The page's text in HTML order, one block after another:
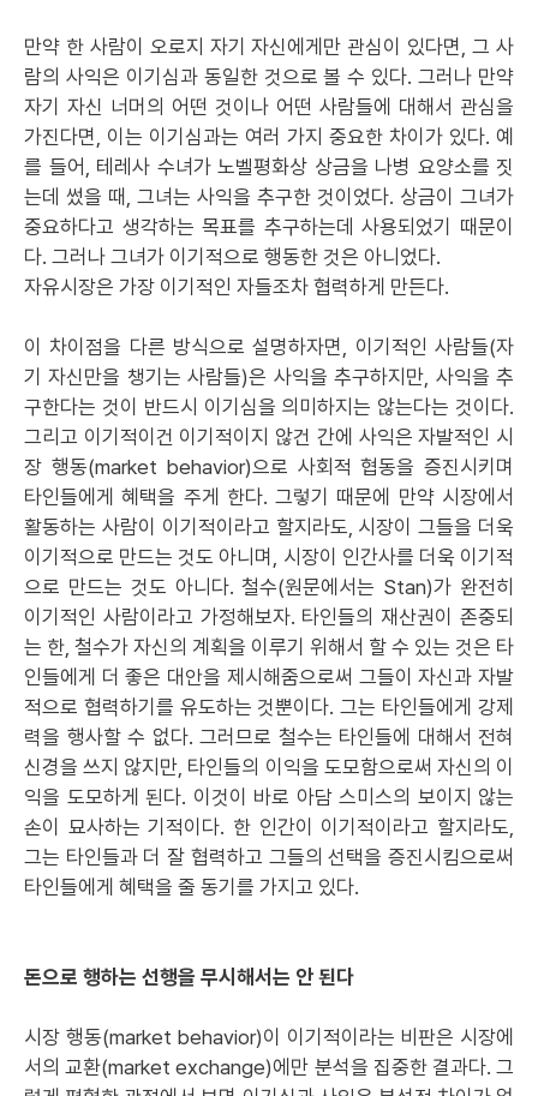
만약 한 사람이 오로지 자기 자신에게만 관심이 있다면, 그 사
람의 사익은 이기심과 동일한 것으로 볼 수 있다. 그러나 만약
자기 자신 너머의 어떤 것이나 어떤 사람들에 대해서 관심을
가진다면, 이는 이기심과는 여러 가지 중요한 차이가 있다. 예
를 들어, 테레사 수녀가 노벨평화상 상금을 나병 요양소를 짓
는데 썼을 때, 그녀는 사익을 추구한 것이었다. 상금이 그녀가
중요하다고 생각하는 목표를 추구하는데 사용되었기 때문이
다. 그러나 그녀가 이기적으로 행동한 것은 아니었다.
자유시장은 가장 이기적인 자들조차 협력하게 만든다.
이 차이점을 다른 방식으로 설명하자면, 이기적인 사람들(자
기 자신만을 챙기는 사람들)은 사익을 추구하지만, 사익을 추
구한다는 것이 반드시 이기심을 의미하지는 않는다는 것이다.
그리고 이기적이건 이기적이지 않건 간에 사익은 자발적인 시
장 행동(market behavior)으로 사회적 협동을 증진시키며
타인들에게 혜택을 주게 한다. 그렇기 때문에 만약 시장에서
활동하는 사람이 이기적이라고 할지라도, 시장이 그들을 더욱
이기적으로 만드는 것도 아니며, 시장이 인간사를 더욱 이기적
으로 만드는 것도 아니다. 철수(원문에서는 Stan)가 완전히
이기적인 사람이라고 가정해보자. 타인들의 재산권이 존중되
는 한, 철수가 자신의 계획을 이루기 위해서 할 수 있는 것은 타
인들에게 더 좋은 대안을 제시해줌으로써 그들이 자신과 자발
적으로 협력하기를 유도하는 것뿐이다. 그는 타인들에게 강제
력을 행사할 수 없다. 그러므로 철수는 타인들에 대해서 전혀
신경을 쓰지 않지만, 타인들의 이익을 도모함으로써 자신의 이
익을 도모하게 된다. 이것이 바로 아담 스미스의 보이지 않는
손이 묘사하는 기적이다. 한 인간이 이기적이라고 할지라도,
그는 타인들과 더 잘 협력하고 그들의 선택을 증진시킴으로써
타인들에게 혜택을 줄 동기를 가지고 있다.
돈으로 행하는 선행을 무시해서는 안 된다
시장 행동(market behavior)이 이기적이라는 비판은 시장에
서의 교환(market exchange)에만 분석을 집중한 결과다. 그